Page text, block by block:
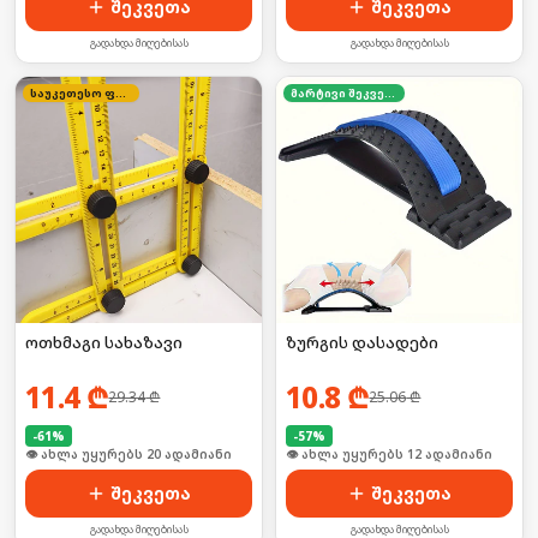
შეკვეთა
გადახდა მიღებისას
შეკვეთა
გადახდა მიღებისას
საუკეთესო ფასი
ოთხმაგი სახაზავი
11.4₾29.34₾
-61%
🛒 ბოლო 24სთ-ში იყიდა 25-მა
შეკვეთა
გადახდა მიღებისას
მარტივი შეკვეთა
ზურგის დასადები
10.8 ₾25.06₾
-57%
🛒 ბოლო 24სთ-ში იყიდა 16-მა
შეკვეთა
გადახდა მიღებისას